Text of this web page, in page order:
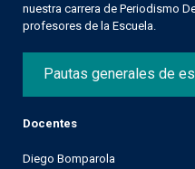
nuestra carrera de Periodismo
profesores de la Escuela.
Pautas generales de
Docentes
Diego Bomparola